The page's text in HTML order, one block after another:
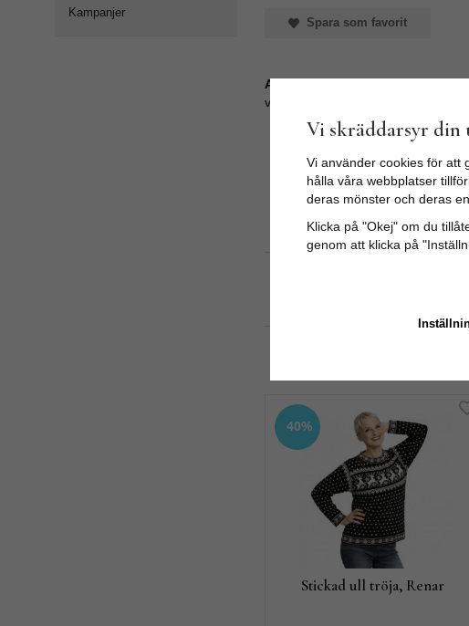
Kampanjer
Spara som favorit
Artikelnummer:
vantar av fårskinn, svarta-1
40%
Stickad ull tröja, Renar
Vi skräddarsyr din
Vi använder cookies för att
hålla våra webbplatser
deras mönster och deras
Klicka på "Okej" om du
genom att klicka på